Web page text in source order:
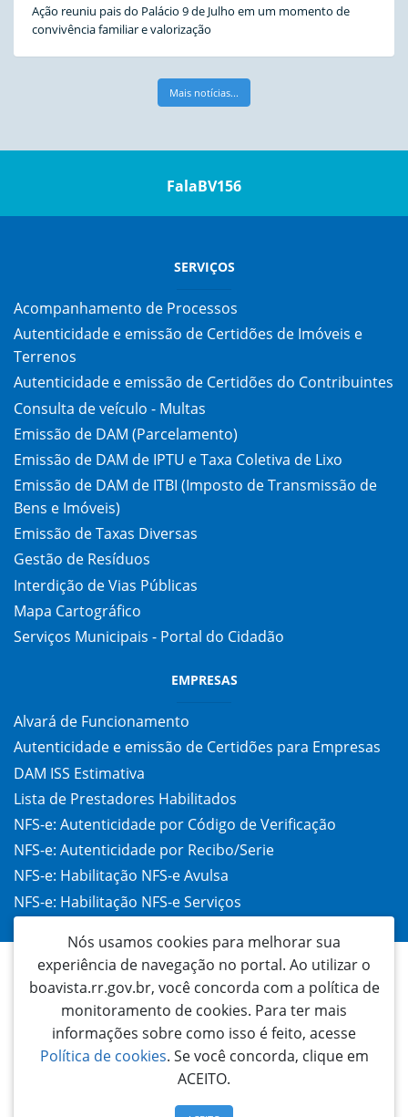
Ação reuniu pais do Palácio 9 de Julho em um momento de
convivência familiar e valorização
Mais notícias...
FalaBV156
SERVIÇOS
Acompanhamento de Processos
Autenticidade e emissão de Certidões de Imóveis e
Terrenos
Autenticidade e emissão de Certidões do Contribuintes
Consulta de veículo - Multas
Emissão de DAM (Parcelamento)
Emissão de DAM de IPTU e Taxa Coletiva de Lixo
Emissão de DAM de ITBI (Imposto de Transmissão de
Bens e Imóveis)
Emissão de Taxas Diversas
Gestão de Resíduos
Interdição de Vias Públicas
Mapa Cartográfico
Serviços Municipais - Portal do Cidadão
EMPRESAS
Alvará de Funcionamento
Autenticidade e emissão de Certidões para Empresas
DAM ISS Estimativa
Lista de Prestadores Habilitados
NFS-e: Autenticidade por Código de Verificação
NFS-e: Autenticidade por Recibo/Serie
NFS-e: Habilitação NFS-e Avulsa
NFS-e: Habilitação NFS-e Serviços
Prefeitura Municipal de Boa Vista
130 TELEFONE: 3621 1700 | Boa Vista - Roraima - Brasil | Email:
Nós usamos cookies para melhorar sua
experiência de navegação no portal. Ao utilizar o
boavista.rr.gov.br, você concorda com a política de
monitoramento de cookies. Para ter mais
informações sobre como isso é feito, acesse
Política de cookies. Se você concorda, clique em
ACEITO.